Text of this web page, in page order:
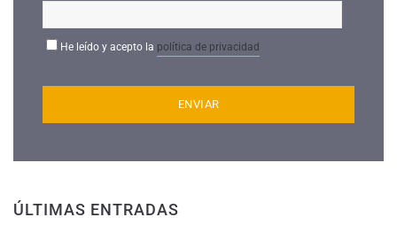
He leído y acepto la política de privacidad
ÚLTIMAS ENTRADAS